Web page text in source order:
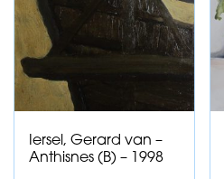
Iersel, Gerard van –
Anthisnes (B) – 1998